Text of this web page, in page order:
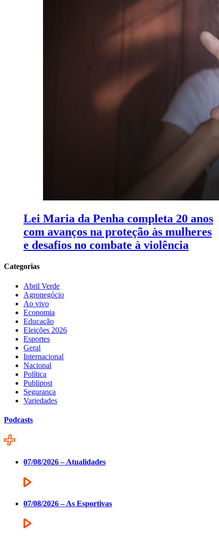
Lei Maria da Penha completa 20 anos
com avanços na proteção às mulheres
e desafios no combate à violência
Categorias
Abril Verde
Agronegócio
Ao vivo
Economia
Educação
Eleições 2026
Esportes
Geral
Internacional
Nacional
Política
Publipost
Segurança
Variedades
Podcasts
07/08/2026 – Atualidades
07/08/2026 – As Esportivas